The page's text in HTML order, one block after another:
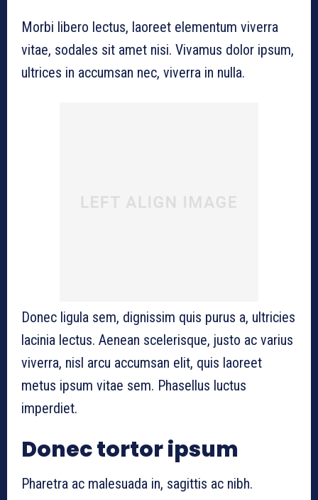
Morbi libero lectus, laoreet elementum viverra
vitae, sodales sit amet nisi. Vivamus dolor ipsum,
ultrices in accumsan nec, viverra in nulla.
Donec ligula sem, dignissim quis purus a, ultricies
lacinia lectus. Aenean scelerisque, justo ac varius
viverra, nisl arcu accumsan elit, quis laoreet
metus ipsum vitae sem. Phasellus luctus
imperdiet.
Donec tortor ipsum
Pharetra ac malesuada in, sagittis ac nibh.